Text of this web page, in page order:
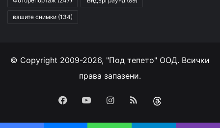
вашите снимки (134)
© Copyright 2009-2026, "Под тепето" ООД. Всички
права запазени.
Facebook
YouTubeInstagram
RSS